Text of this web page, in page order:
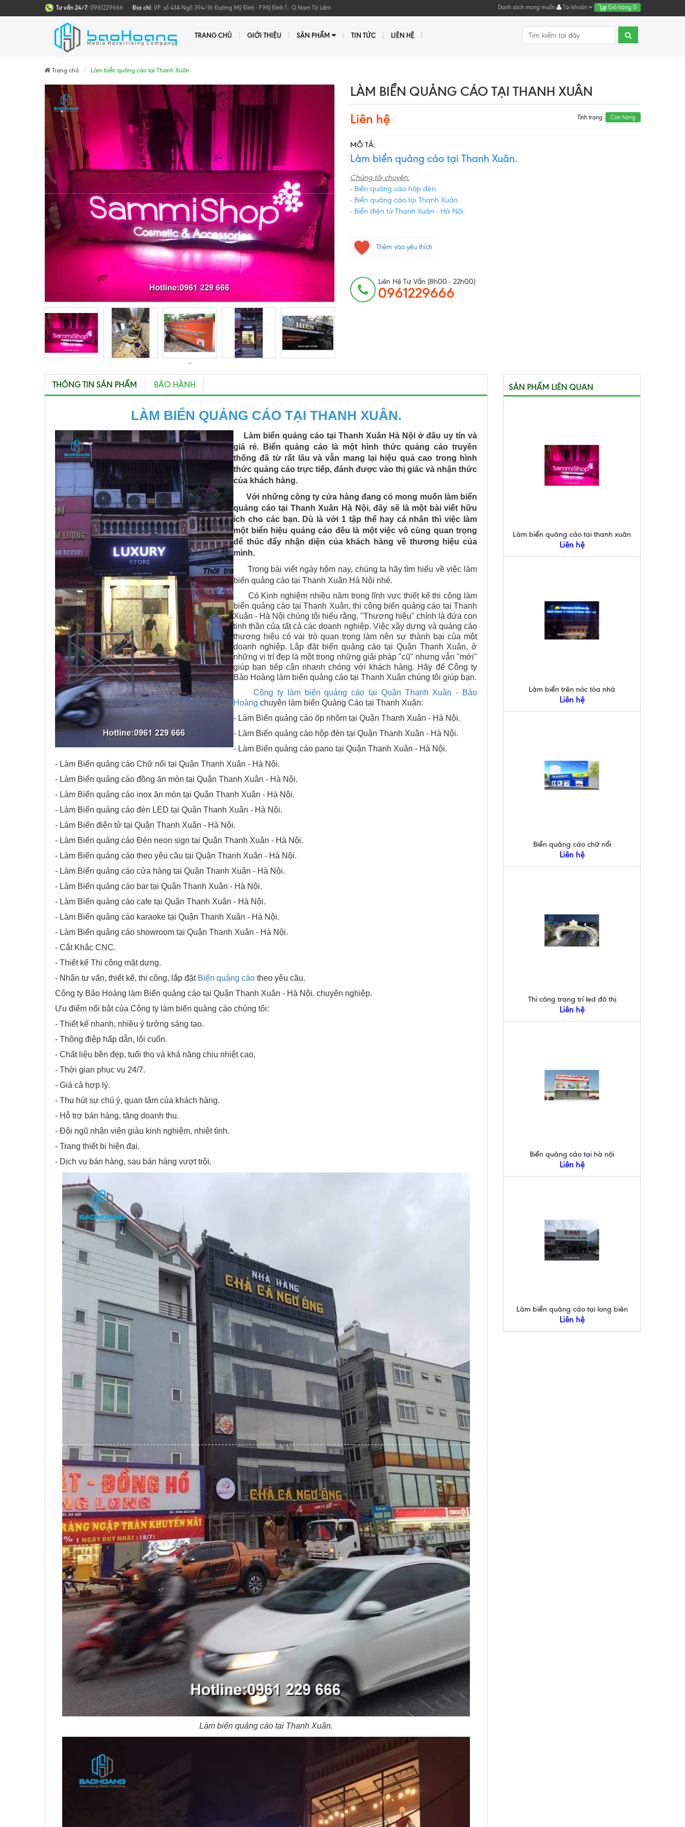
Tư vấn 24/7: 0961229666 Địa chỉ: VP: số 43A Ngõ 394/16 Đường Mỹ Đình - P.Mỹ Đình 1 - Q.Nam Từ Liêm Danh sách mong muốn Tài khoản Giỏ hàng 0
TRANG CHỦ GIỚI THIỆU SẢN PHẨM TIN TỨC LIÊN HỆ
Trang chủ Làm biển quảng cáo tại Thanh Xuân
LÀM BIỂN QUẢNG CÁO TẠI THANH XUÂN
Liên hệ
Tình trạng: Còn hàng
MÔ TẢ:
Làm biển quảng cáo tại Thanh Xuân.
Chúng tôi chuyên:
- Biển quảng cáo hộp đèn.
- Biển quảng cáo tại Thanh Xuân.
- Biển điện tử Thanh Xuân - Hà Nội.
Thêm vào yêu thích
Liên Hệ Tư Vấn (8h00 - 22h00)
0961229666
THÔNG TIN SẢN PHẨM BẢO HÀNH
LÀM BIỂN QUẢNG CÁO TẠI THANH XUÂN.
Làm biển quảng cáo tại Thanh Xuân Hà Nội ở đâu uy tín và
giá rẻ. Biển quảng cáo là một hình thức quảng cáo truyền
thống đã từ rất lâu và vẫn mang lại hiệu quả cao trong hình
thức quảng cáo trực tiếp, đánh được vào thị giác và nhận thức
của khách hàng.
Với những công ty cửa hàng đang có mong muốn làm biển
quảng cáo tại Thanh Xuân Hà Nội, đây sẽ là một bài viết hữu
ích cho các bạn. Dù là với 1 tập thể hay cá nhân thì việc làm
một biển hiệu quảng cáo đều là một việc vô cùng quan trọng
để thúc đẩy nhận diện của khách hàng về thương hiệu của
mình.
Trong bài viết ngày hôm nay, chúng ta hãy tìm hiểu về việc làm
biển quảng cáo tại Thanh Xuân Hà Nội nhé.
Có Kinh nghiệm nhiều năm trong lĩnh vực thiết kế thi công làm
biển quảng cáo tại Thanh Xuân, thi công biển quảng cáo tại Thanh
Xuân - Hà Nội chúng tôi hiểu rằng, "Thương hiệu" chính là đứa con
tinh thần của tất cả các doanh nghiệp. Việc xây dựng và quảng cáo
thương hiệu có vai trò quan trọng làm nên sự thành bại của một
doanh nghiệp. Lắp đặt biển quảng cáo tại Quận Thanh Xuân, ở
những vị trí đẹp là một trong những giải pháp "cũ" nhưng vẫn "mới"
giúp bạn tiếp cận nhanh chóng với khách hàng. Hãy để Công ty
Bảo Hoàng làm biển quảng cáo tại Thanh Xuân chúng tôi giúp bạn.
Công ty làm biển quảng cáo tại Quận Thanh Xuân - Bảo
Hoàng chuyên làm biển Quảng Cáo tại Thanh Xuân:
- Làm Biển quảng cáo ốp nhôm tại Quận Thanh Xuân - Hà Nội.
- Làm Biển quảng cáo hộp đèn tại Quận Thanh Xuân - Hà Nội.
- Làm Biển quảng cáo pano tại Quận Thanh Xuân - Hà Nội.
- Làm Biển quảng cáo Chữ nổi tại Quận Thanh Xuân - Hà Nội.
- Làm Biển quảng cáo đồng ăn mòn tại Quận Thanh Xuân - Hà Nội.
- Làm Biển quảng cáo inox ăn mòn tại Quận Thanh Xuân - Hà Nội.
- Làm Biển quảng cáo đèn LED tại Quận Thanh Xuân - Hà Nội.
- Làm Biển điện tử tại Quận Thanh Xuân - Hà Nội.
- Làm Biển quảng cáo Đèn neon sign tại Quận Thanh Xuân - Hà Nội.
- Làm Biển quảng cáo theo yêu cầu tại Quận Thanh Xuân - Hà Nội.
- Làm Biển quảng cáo cửa hàng tại Quận Thanh Xuân - Hà Nội.
- Làm Biển quảng cáo bar tại Quận Thanh Xuân - Hà Nội.
- Làm Biển quảng cáo cafe tại Quận Thanh Xuân - Hà Nội.
- Làm Biển quảng cáo karaoke tại Quận Thanh Xuân - Hà Nội.
- Làm Biển quảng cáo showroom tại Quận Thanh Xuân - Hà Nội.
- Cắt Khắc CNC.
- Thiết kế Thi công mặt dựng.
- Nhận tư vấn, thiết kế, thi công, lắp đặt Biển quảng cáo theo yêu cầu.
Công ty Bảo Hoàng làm Biển quảng cáo tại Quận Thanh Xuân - Hà Nội. chuyên nghiệp.
Ưu điểm nổi bật của Công ty làm biển quảng cáo chúng tôi:
- Thiết kế nhanh, nhiều ý tưởng sáng tạo.
- Thông điệp hấp dẫn, lôi cuốn.
- Chất liệu bền đẹp, tuổi thọ và khả năng chịu nhiệt cao.
- Thời gian phục vụ 24/7.
- Giá cả hợp lý.
- Thu hút sự chú ý, quan tâm của khách hàng.
- Hỗ trợ bán hàng, tăng doanh thu.
- Đội ngũ nhân viên giàu kinh nghiệm, nhiệt tình.
- Trang thiết bị hiện đại.
- Dịch vụ bán hàng, sau bán hàng vượt trội.
Làm biển quảng cáo tại Thanh Xuân.
SẢN PHẨM LIÊN QUAN
Làm biển quảng cáo tại thanh xuân
Liên hệ
Làm biển trên nóc tòa nhà
Liên hệ
Biển quảng cáo chữ nổi
Liên hệ
Thi công trang trí led đô thị
Liên hệ
Biển quảng cáo tại hà nội
Liên hệ
Làm biển quảng cáo tại long biên
Liên hệ